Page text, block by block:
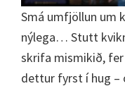
Smá umfjöllun um
nýlega… Stutt
skrifa mismikið,
dettur fyrst í hug –